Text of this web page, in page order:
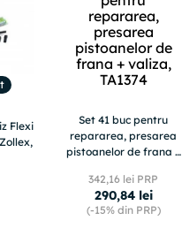
Flexi
Set 41 buc pentru
repararea, presarea
pistoanelor de frana +
342,16 lei PRP
290,84 lei
(-15%din PRP)